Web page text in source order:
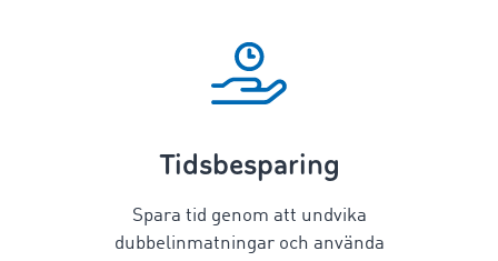
Tidsbesparing
Spara tid genom att undvika
dubbelinmatningar och använda